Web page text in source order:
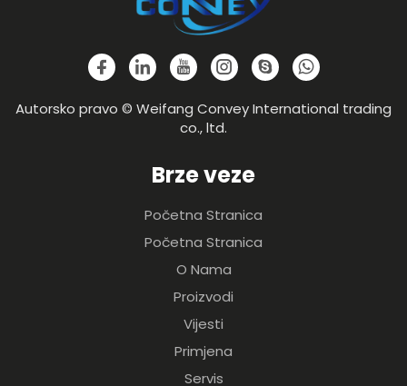
Autorsko pravo © Weifang Convey International trading
co., ltd.
Brze veze
Početna Stranica
Početna Stranica
O Nama
Proizvodi
Vijesti
Primjena
Servis